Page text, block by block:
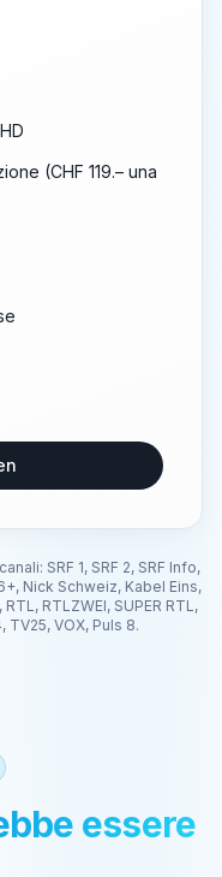
(CHF 119.– una
SRF 1, SRF 2, SRF Info,
Nick Schweiz, Kabel Eins,
RTLZWEI, SUPER RTL,
TV25, VOX, Puls 8.
essere